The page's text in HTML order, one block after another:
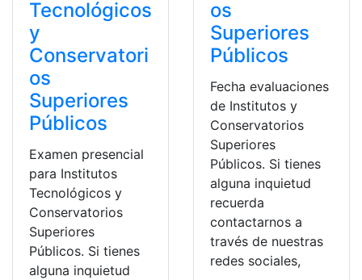
Tecnológicos
y
Conservatori
os
Superiores
Públicos
Examen presencial
para Institutos
Tecnológicos y
Conservatorios
Superiores
Públicos. Si tienes
alguna inquietud
os
Superiores
Públicos
Fecha evaluaciones
de Institutos y
Conservatorios
Superiores
Públicos. Si tienes
alguna inquietud
recuerda
contactarnos a
través de nuestras
redes sociales,